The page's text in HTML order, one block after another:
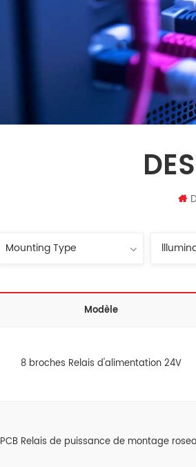
Modèle
8 broches Relais d'alimentation 24V
PCB Relais de puissance de montage